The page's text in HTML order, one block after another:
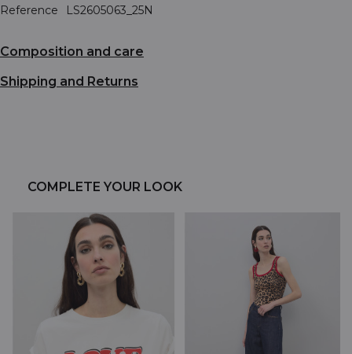
Reference
LS2605063_25N
Composition and care
Shipping and Returns
COMPLETE YOUR LOOK